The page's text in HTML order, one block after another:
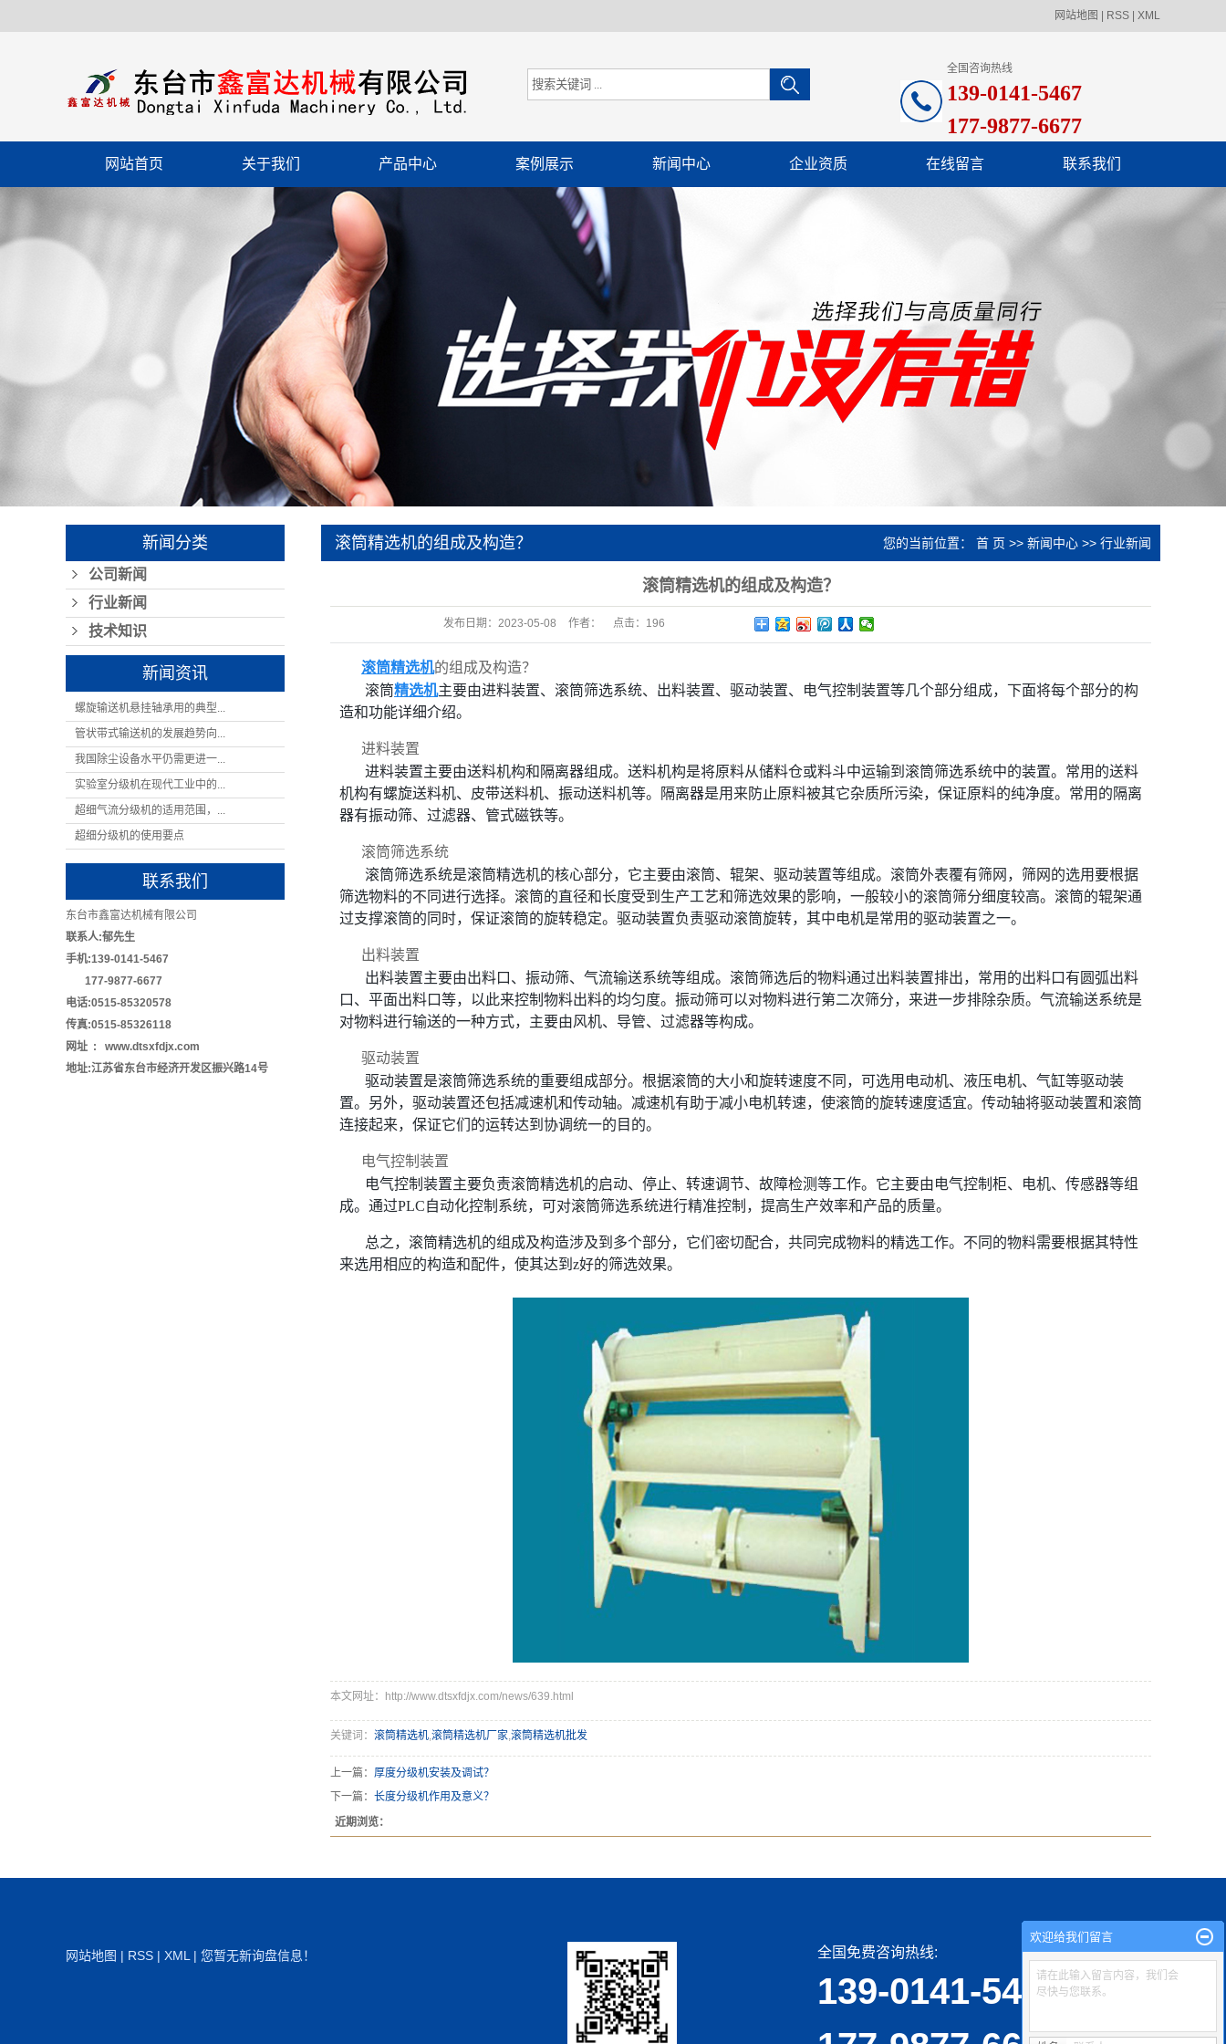
网站地图 RSS XML
全国咨询热线
139-0141-5467
177-9877-6677
网站首页 关于我们
公司简介
联系我们
产品中心
脉冲除尘器
各类输送设备
关风器系列
仓储设备
气垫输送机
案例展示
客户案例
新闻中心
公司新闻
行业新闻
技术知识
企业资质 在线留言 联系我们
新闻分类
公司新闻
行业新闻
技术知识
新闻资讯
螺旋输送机悬挂轴承用的典型...
管状带式输送机的发展趋势向...
我国除尘设备水平仍需更进一...
实验室分级机在现代工业中的...
超细气流分级机的适用范围，...
超细分级机的使用要点
联系我们
东台市鑫富达机械有限公司
联系人:郁先生
手机:139-0141-5467
177-9877-6677
电话:0515-85320578
传真:0515-85326118
网址 : www.dtsxfdjx.com
地址:江苏省东台市经济开发区振兴路14号
滚筒精选机的组成及构造？ 您的当前位置： 首 页 >> 新闻中心 >> 行业新闻
滚筒精选机的组成及构造？
发布日期： 2023-05-08 作者： 点击： 196
滚筒精选机的组成及构造？
滚筒精选机主要由进料装置、滚筒筛选系统、出料装置、驱动装置、电气控制装置等几个部分组成，下面将每个部分的构
造和功能详细介绍。
进料装置
进料装置主要由送料机构和隔离器组成。送料机构是将原料从储料仓或料斗中运输到滚筒筛选系统中的装置。常用的送料
机构有螺旋送料机、皮带送料机、振动送料机等。隔离器是用来防止原料被其它杂质所污染，保证原料的纯净度。常用的隔离
器有振动筛、过滤器、管式磁铁等。
滚筒筛选系统
滚筒筛选系统是滚筒精选机的核心部分，它主要由滚筒、辊架、驱动装置等组成。滚筒外表覆有筛网，筛网的选用要根据
筛选物料的不同进行选择。滚筒的直径和长度受到生产工艺和筛选效果的影响，一般较小的滚筒筛分细度较高。滚筒的辊架通
过支撑滚筒的同时，保证滚筒的旋转稳定。驱动装置负责驱动滚筒旋转，其中电机是常用的驱动装置之一。
出料装置
出料装置主要由出料口、振动筛、气流输送系统等组成。滚筒筛选后的物料通过出料装置排出，常用的出料口有圆弧出料
口、平面出料口等，以此来控制物料出料的均匀度。振动筛可以对物料进行第二次筛分，来进一步排除杂质。气流输送系统是
对物料进行输送的一种方式，主要由风机、导管、过滤器等构成。
驱动装置
驱动装置是滚筒筛选系统的重要组成部分。根据滚筒的大小和旋转速度不同，可选用电动机、液压电机、气缸等驱动装
置。另外，驱动装置还包括减速机和传动轴。减速机有助于减小电机转速，使滚筒的旋转速度适宜。传动轴将驱动装置和滚筒
连接起来，保证它们的运转达到协调统一的目的。
电气控制装置
电气控制装置主要负责滚筒精选机的启动、停止、转速调节、故障检测等工作。它主要由电气控制柜、电机、传感器等组
成。通过PLC自动化控制系统，可对滚筒筛选系统进行精准控制，提高生产效率和产品的质量。
总之，滚筒精选机的组成及构造涉及到多个部分，它们密切配合，共同完成物料的精选工作。不同的物料需要根据其特性
来选用相应的构造和配件，使其达到z好的筛选效果。
本文网址：http://www.dtsxfdjx.com/news/639.html
关键词： 滚筒精选机,滚筒精选机厂家,滚筒精选机批发
上一篇： 厚度分级机安装及调试？
下一篇： 长度分级机作用及意义？
近期浏览：
网站地图 | RSS | XML | 您暂无新询盘信息！ 全国免费咨询热线:
139-0141-5467
欢迎给我们留言
请在此输入留言内容，我们会
尽快与您联系。